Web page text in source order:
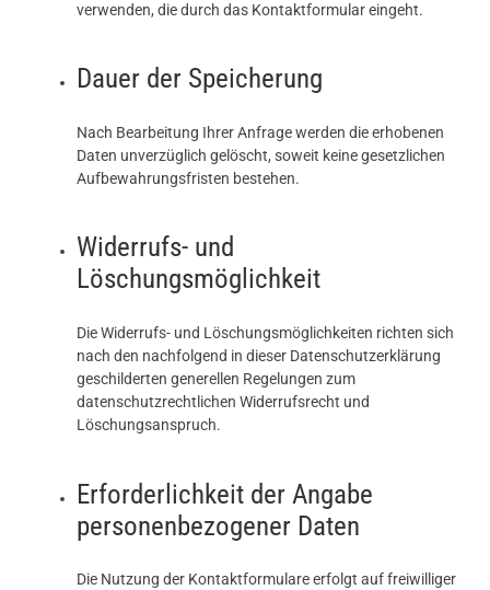
verwenden, die durch das Kontaktformular eingeht.
Dauer der Speicherung
Nach Bearbeitung Ihrer Anfrage werden die erhobenen
Daten unverzüglich gelöscht, soweit keine gesetzlichen
Aufbewahrungsfristen bestehen.
Widerrufs- und
Löschungsmöglichkeit
Die Widerrufs- und Löschungsmöglichkeiten richten sich
nach den nachfolgend in dieser Datenschutzerklärung
geschilderten generellen Regelungen zum
datenschutzrechtlichen Widerrufsrecht und
Löschungsanspruch.
Erforderlichkeit der Angabe
personenbezogener Daten
Die Nutzung der Kontaktformulare erfolgt auf freiwilliger